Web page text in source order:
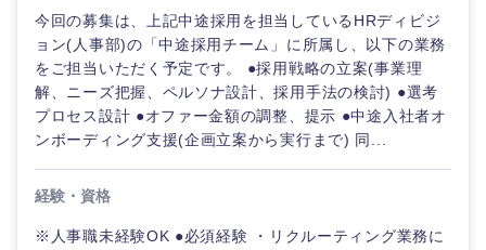
今回の募集は、上記中途採用を担当しているHRディビジ
ョン(人事部)の「中途採用チーム」に所属し、以下の業務
をご担当いただく予定です。 ●採用戦略の立案(事業理
解、ニーズ把握、ペルソナ設計、採用手法の検討) ●選考
プロセス設計 ●オファー金額の調整、提示 ●中途入社者オ
ンボーディング支援(企画立案から実行まで) 同...
経験・資格
※人事職未経験OK ●必須経験 ・リクルーティング業務に